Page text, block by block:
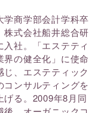
学商学部会計学科卒
株式会社船井総合研
入社。「エステティ
界の健全化」に使命
じ、エステティック
コンサルティングを
げる。2009年8月同